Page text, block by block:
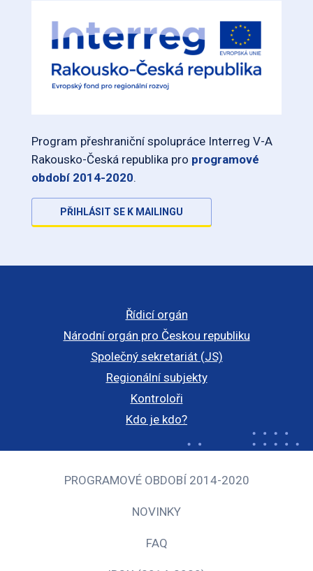
Program přeshraniční spolupráce Interreg V-A
Rakousko-Česká republika pro programové
období 2014-2020.
PŘIHLÁSIT SE K MAILINGU
Řídicí orgán
Národní orgán pro Českou republiku
Společný sekretariát (JS)
Regionální subjekty
Kontroloři
Kdo je kdo?
PROGRAMOVÉ OBDOBÍ 2014-2020
NOVINKY
FAQ